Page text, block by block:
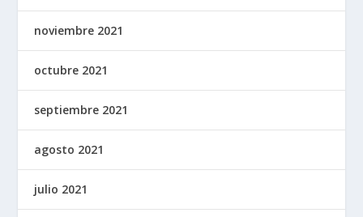
noviembre 2021
octubre 2021
septiembre 2021
agosto 2021
julio 2021